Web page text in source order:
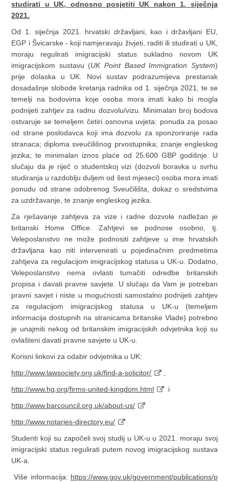
studirati u UK, odnosno posjetiti UK nakon 1. siječnja
2021.
Od 1. siječnja 2021. hrvatski državljani, kao i državljani EU,
EGP i Švicarske - koji namjeravaju živjeti, raditi ili studirati u UK,
moraju regulirati imigracijski status sukladno novom UK
imigracijskom sustavu (UK Point Based Immigration System)
prije dolaska u UK. Novi sustav podrazumijeva prestanak
dosadašnje slobode kretanja radnika od 1. siječnja 2021, te se
temelji na bodovima koje osoba mora imati kako bi mogla
podnijeti zahtjev za radnu dozvolu/vizu. Minimalan broj bodova
ostvaruje se temeljem četiri osnovna uvjeta: ponuda za posao
od strane poslodavca koji ima dozvolu za sponzoriranje rada
stranaca; diploma sveučilišnog prvostupnika; znanje engleskog
jezika; te minimalan iznos plaće od 25.600 GBP godišnje. U
slučaju da je riječ o studentskoj vizi (dozvoli boravka u svrhu
studiranja u razdoblju duljem od šest mjeseci) osoba mora imati
ponudu od strane odobrenog Sveučilišta, dokaz o sredstvima
za uzdržavanje, te znanje engleskog jezika.
Za rješavanje zahtjeva za vize i radne dozvole nadležan je
britanski Home Office. Zahtjevi se podnose osobno, tj.
Veleposlanstvo ne može podnositi zahtjeve u ime hrvatskih
državljana kao niti intervenirati u pojedinačnim predmetima
zahtjeva za regulacijom imigracijskog statusa u UK-u. Dodatno,
Veleposlanstvo nema ovlasti tumačiti odredbe britanskih
propisa i davati pravne savjete. U slučaju da Vam je potreban
pravni savjet i niste u mogućnosti samostalno podnijeti zahtjev
za regulacijom imigracijskog statusa u UK-u (temeljem
informacija dostupnih na stranicama britanske Vlade) potrebno
je unajmiti nekog od britanskim imigracijskih odvjetnika koji su
ovlašteni davati pravne savjete u UK-u.
Korisni linkovi za odabir odvjetnika u UK:
http://www.lawsociety.org.uk/find-a-solicitor/
http://www.hg.org/firms-united-kingdom.html
i
http://www.barcouncil.org.uk/about-us/
http://www.notaries-directory.eu/
Studenti koji su započeli svoj studij u UK-u u 2021. moraju svoj
imigracijski status regulirati putem novog imigracijskog sustava
UK-a.
Više informacija: https://www.gov.uk/government/publications/p